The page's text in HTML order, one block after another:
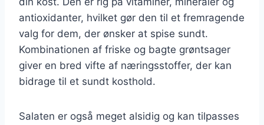
antioxidanter, hvilket gør den til et fremragende
valg for dem, der ønsker at spise sundt.
Kombinationen af friske og bagte grøntsager
giver en bred vifte af næringsstoffer, der kan
bidrage til et sundt kosthold.
Salaten er også meget alsidig og kan tilpasses